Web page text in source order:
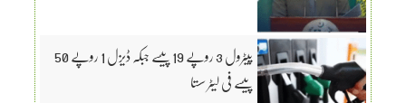
پیٹرول 3 روپے 19 پیسے جبکہ ڈیزل 1 روپے 50
پیسے فی لیٹر سستا